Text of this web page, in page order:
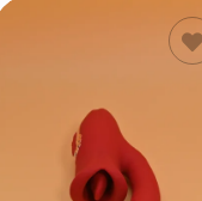
ΔΙΑΒΑΣΤΕ
ΠΕΡΙΣΣΟΤΕΡΑ